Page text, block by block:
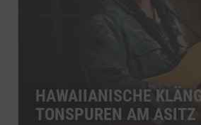
HAWAIIANISCHE
TONSPUREN AM ASITZ